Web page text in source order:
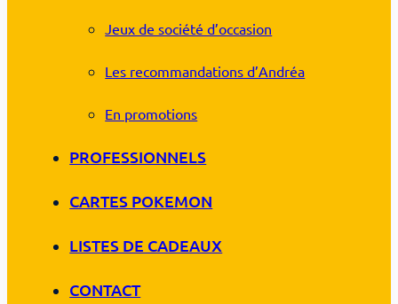
Jeux de société d’occasion
Les recommandations d’Andréa
En promotions
PROFESSIONNELS
CARTES POKEMON
LISTES DE CADEAUX
CONTACT